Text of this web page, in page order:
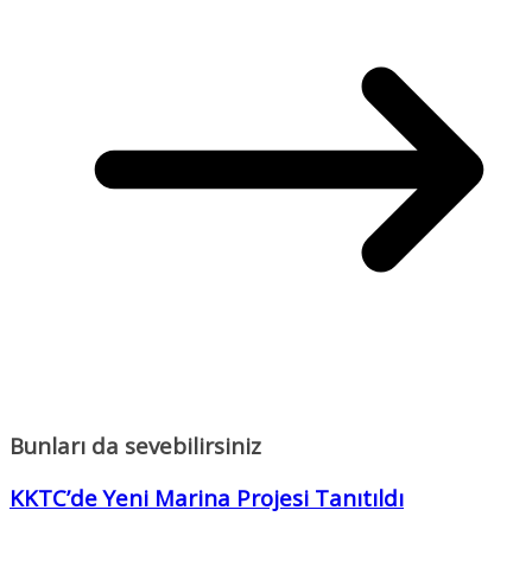
Bunları da sevebilirsiniz
KKTC’de Yeni Marina Projesi Tanıtıldı